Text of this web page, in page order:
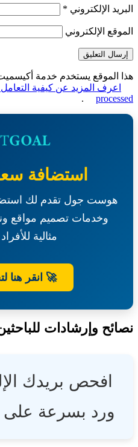
الإلكتروني *
الإلكتروني
يستخدم خدمة أكيسميت
المزيد عن كيفية التعامل مع
.
استضافة
هوست جول تقدم لك استضافة
وخدمات تصميم مواقع
مثالية للأفراد
🚀 انقر هنا
وإرشادات للباحثين
افحص بريدك
ورد بسرعة على